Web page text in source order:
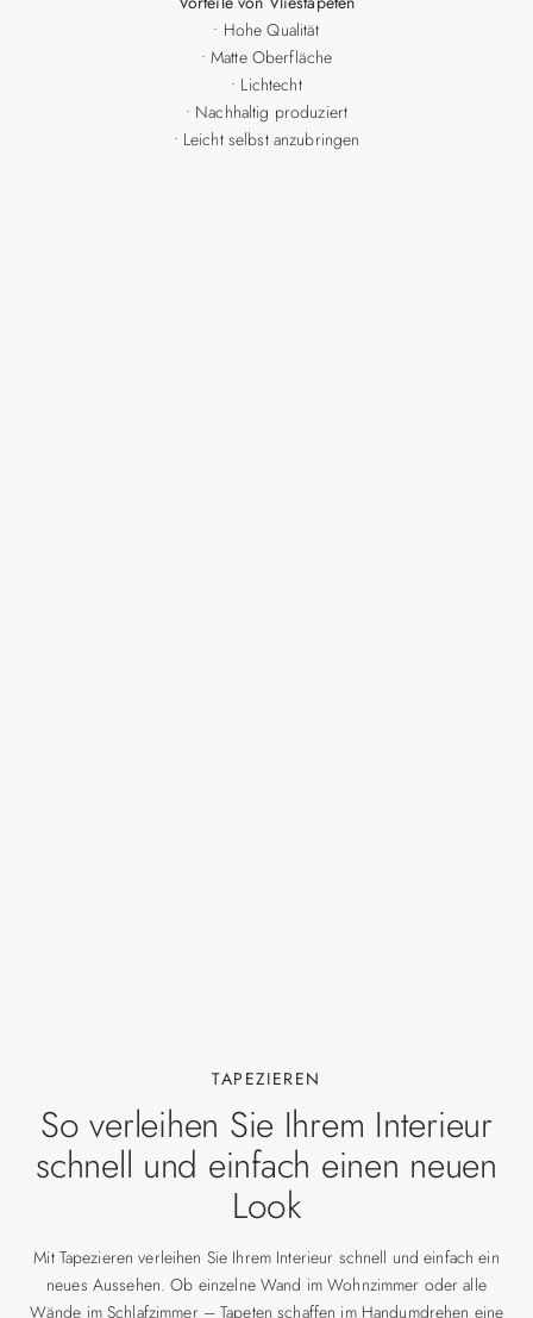
• Hohe Qualität
• Matte Oberfläche
• Lichtecht
• Nachhaltig produziert
• Leicht selbst anzubringen
TAPEZIEREN
So verleihen Sie Ihrem Interieur
schnell und einfach einen neuen
Look
Mit Tapezieren verleihen Sie Ihrem Interieur schnell und einfach ein
neues Aussehen. Ob einzelne Wand im Wohnzimmer oder alle
Wände im Schlafzimmer – Tapeten schaffen im Handumdrehen eine